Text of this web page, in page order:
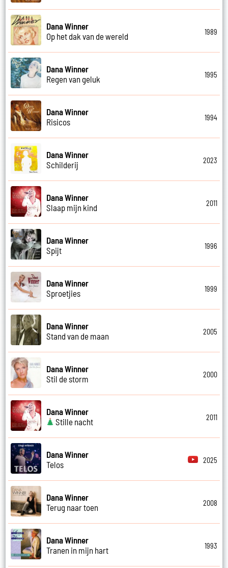
Dana Winner
Op het dak van de wereld
1989
Dana Winner
Regen van geluk
1995
Dana Winner
Risicos
1994
Dana Winner
Schilderij
2023
Dana Winner
Slaap mijn kind
2011
Dana Winner
Spijt
1996
Dana Winner
Sproetjies
1999
Dana Winner
Stand van de maan
2005
Dana Winner
Stil de storm
2000
Dana Winner
Stille nacht
2011
Dana Winner
Telos
2025
Dana Winner
Terug naar toen
2008
Dana Winner
Tranen in mijn hart
1993